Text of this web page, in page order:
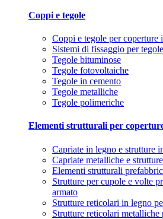
Coppi e tegole
Coppi e tegole per coperture
Sistemi di fissaggio per tegole
Tegole bituminose
Tegole fotovoltaiche
Tegole in cemento
Tegole metalliche
Tegole polimeriche
Elementi strutturali per
Capriate in legno e strutture
Capriate metalliche e
Elementi strutturali
Strutture per cupole e volte
armato
Strutture reticolari in legno
Strutture reticolari metalliche